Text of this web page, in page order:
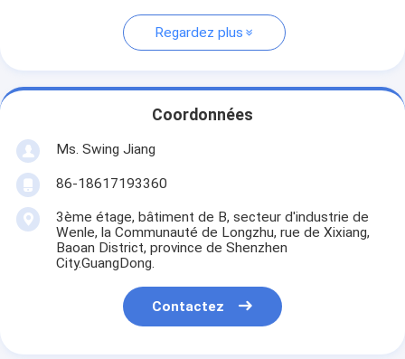
Regardez plus
Coordonnées
Ms. Swing Jiang
86-18617193360
3ème étage, bâtiment de B, secteur d'industrie de
Wenle, la Communauté de Longzhu, rue de Xixiang,
Baoan District, province de Shenzhen
City.GuangDong.
Contactez